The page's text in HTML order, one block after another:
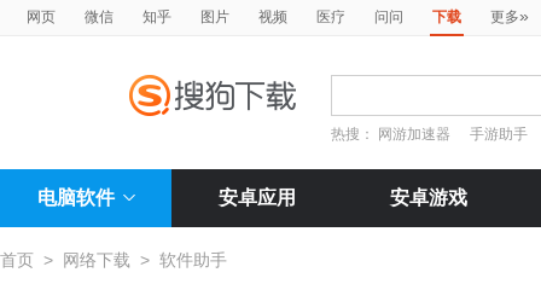
网页 微信 知乎 图片 视频 医疗 问问 下载 更多»
热搜： 网游加速器 手游助手
电脑软件 安卓应用 安卓游戏
首页 > 网络下载 > 软件助手